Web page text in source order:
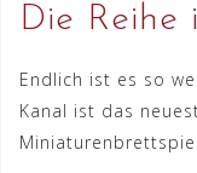
Die Reihe
Endlich ist es so
Kanal ist das